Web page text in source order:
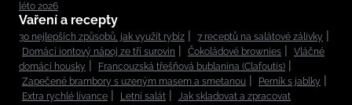
léto 2026
Vaření a recepty
30 nejlepších způsobů, jak využít rybíz
7 receptů na salátové zálivky
Domácí iontový nápoj ze tří surovin
Čokoládové brownies
Vláčné
domácí housky
Francouzská třešňová bublanina (Clafoutis)
Zapečené brambory s uzeným masem a smetanou
Perník s jablky
Extra rychlé lívance
Letní salát
Jak skladovat a zpracovat